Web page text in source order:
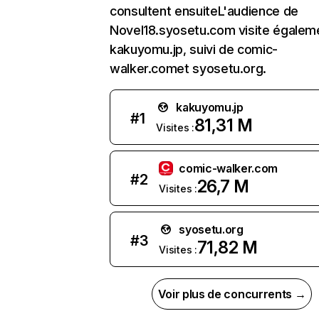
consultent ensuiteL'audience de
Novel18.syosetu.com visite
kakuyomu.jp, suivi de comic-
walker.comet syosetu.org.
#1
kakuyomu.jp
Visites :81,31 M
#2
comic-walker.com
Visites :26,7 M
#3
syosetu.org
Visites :71,82 M
Voir plus de concurrents →